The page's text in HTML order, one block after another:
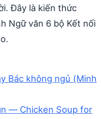
Đây là kiến thức
Ngữ văn 6 bộ Kết nối
Bác không ngủ (Minh
— Chicken Soup for